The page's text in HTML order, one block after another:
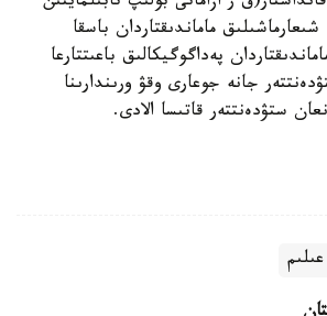
شىعارماشىلىق ماماندىقتاردان باسقا
پەداگوگيكالىق باعىتتارعا
جانە جوعارى وقۋ ورىندارىنا
ستۋدەنتتەر قاتىسا الادى.